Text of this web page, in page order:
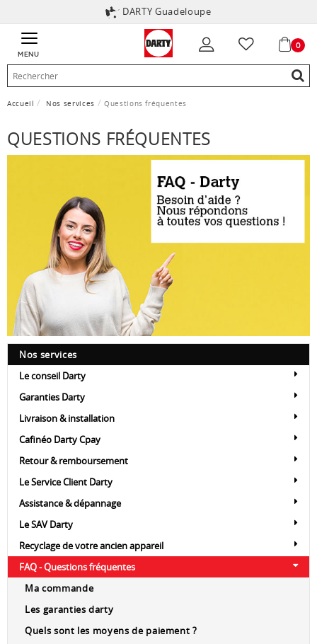
DARTY Guadeloupe
MENU
0
Accueil Nos services Questions fréquentes
QUESTIONS FRÉQUENTES
Nos services
Le conseil Darty
Garanties Darty
Livraison & installation
Cafinéo Darty Cpay
Retour & remboursement
Le Service Client Darty
Assistance & dépannage
Le SAV Darty
Recyclage de votre ancien appareil
FAQ - Questions fréquentes
Ma commande
Les garanties darty
Quels sont les moyens de paiement ?